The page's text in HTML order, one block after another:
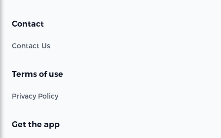
Contact
Contact Us
Terms of use
Privacy Policy
Get the app